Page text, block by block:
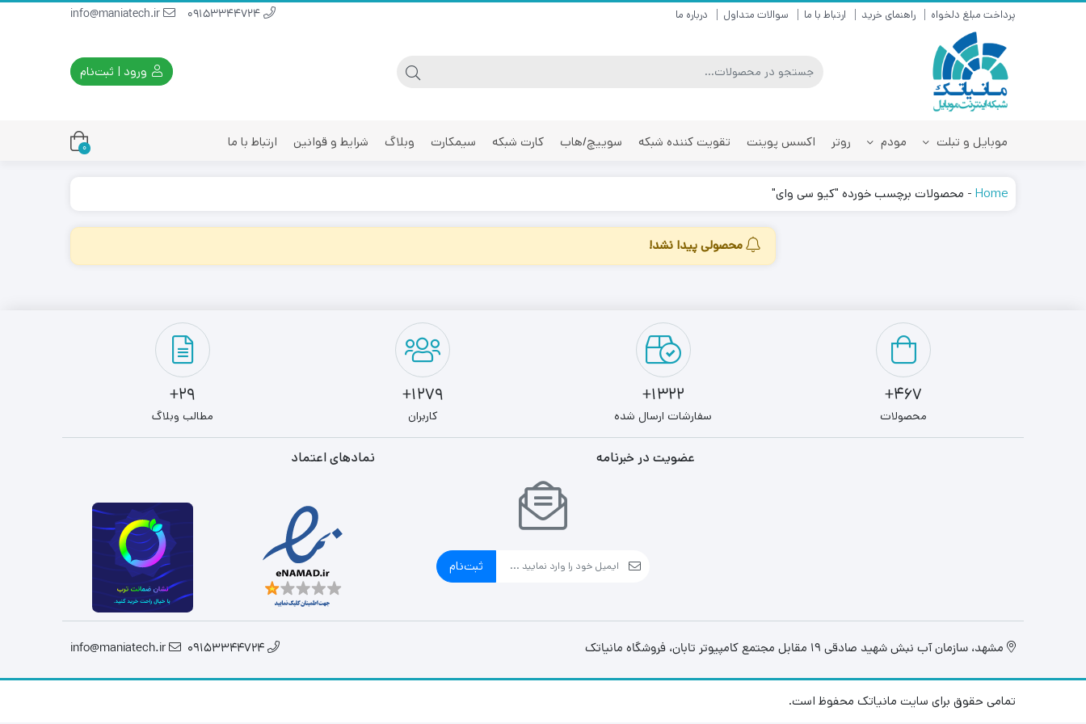
پرداخت مبلغ دلخواه راهنمای خرید ارتباط با ما سوالات متداول درباره ما
ورود | ثبت‌نام
موبایل و تبلت مودم روتر اکسس پوینت تقویت کننده شبکه سوییچ/هاب کارت شبکه سیمکارت وبلاگ شرایط و قوانین ارتباط با ما 0
Home
- محصولات برچسب خورده "کیو سی وای"
محصولی پیدا نشد!
467+
محصولات
1322+
سفارشات ارسال شده
1279+
کاربران
29+
مطالب وبلاگ
عضویت در خبرنامه
ثبت‌نام
نمادهای اعتماد
مشهد، سازمان آب نبش شهید صادقی 19 مقابل مجتمع کامپیوتر تابان، فروشگاه مانیاتک 09153344724
info@maniatech.ir
تمامی حقوق برای سایت مانیاتک محفوظ است.